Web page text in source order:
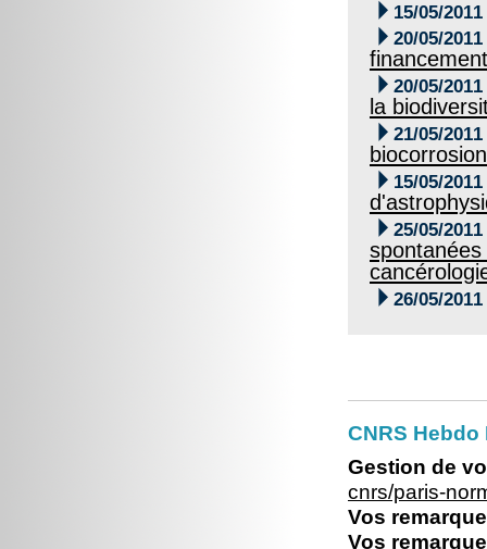
 15/05/2011
 20/05/2011
 20/05/2011
la
 21/05/2011
biocorrosion
 15/05/2011
 25/05/2011
 26/05/2011
CNRS
Gestion de
cnrs/paris-
Vos
Vos